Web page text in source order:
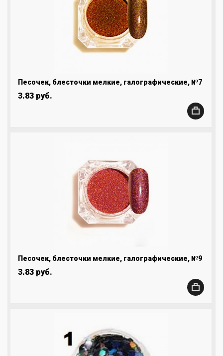
Песочек, блесточки мелкие, галографические, №7
3.83 руб.
Песочек, блесточки мелкие, галографические, №9
3.83 руб.